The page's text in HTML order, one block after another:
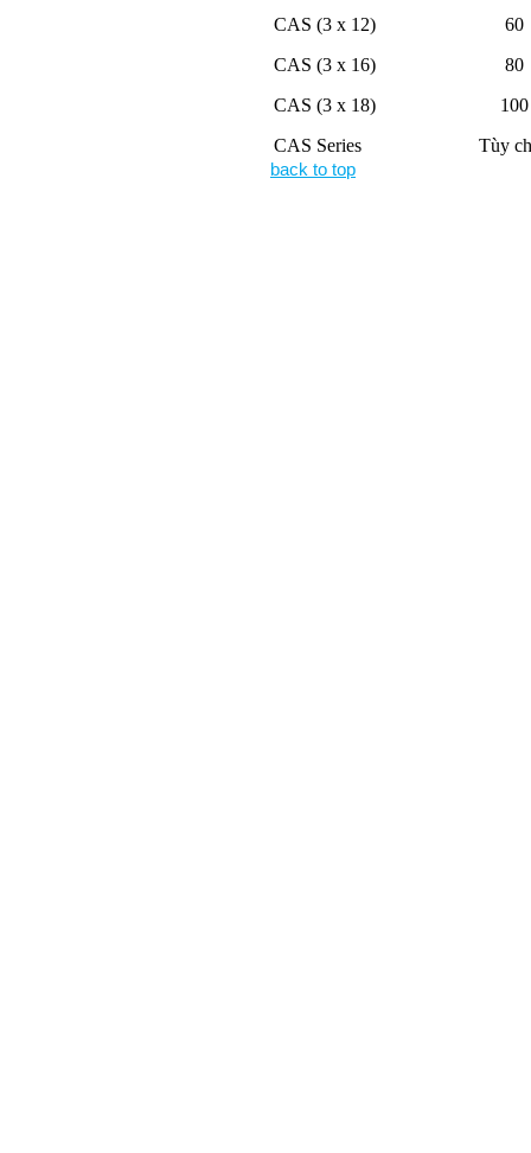
CAS (3 x 12)
60
CAS (3 x 16)
80
CAS (3 x 18)
100
CAS Series
Tùy
back to top